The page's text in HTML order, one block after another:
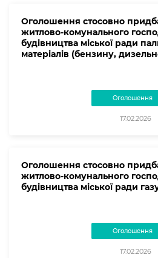
Оголошення стосовно
житлово-комунального
будівництва міської ради
матеріалів (бензину,
Оголошення
17.02.2026
Оголошення стосовно
житлово-комунального
будівництва міської ради
Оголошення
17.02.2026